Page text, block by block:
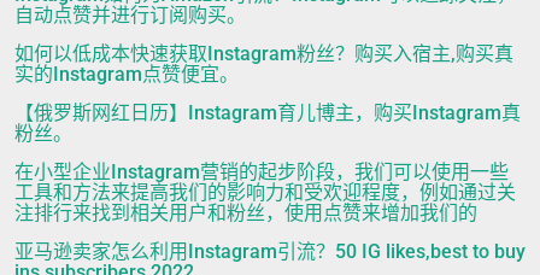
自动点赞并进行订阅购买。
如何以低成本快速获取Instagram粉丝？购买入宿主,购买真
实的Instagram点赞便宜。
【俄罗斯网红日历】Instagram育儿博主，购买Instagram真
粉丝。
在小型企业Instagram营销的起步阶段，我们可以使用一些
工具和方法来提高我们的影响力和受欢迎程度，例如通过关
注排行来找到相关用户和粉丝，使用点赞来增加我们的
亚马逊卖家怎么利用Instagram引流？50 IG likes,best to buy